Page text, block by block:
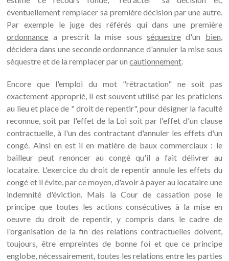
éventuellement remplacer sa première décision par une autre.
Par exemple le juge des référés qui dans une première
ordonnance a prescrit la mise sousséquestre d'un bien,
décidera dans une seconde ordonnance d'annuler la mise sous
séquestre et de la remplacer par uncautionnement.
Encore que l'emploi du mot "rétractation" ne soit pas
exactement approprié, il est souvent utilisé par les praticiens
au lieu et place de " droit de repentir", pour désigner la faculté
reconnue, soit par l'effet de la Loi soit par l'effet d'un clause
contractuelle, à l'un des contractant d'annuler les effets d'un
congé. Ainsi en est il en matière de baux commerciaux : le
bailleur peut renoncer au congé qu'il a fait délivrer au
locataire. L'exercice du droit de repentir annule les effets du
congé et il évite, par ce moyen, d'avoir à payer au locataire une
indemnité d'éviction. Mais la Cour de cassation pose le
principe que toutes les actions consécutives à la mise en
oeuvre du droit de repentir, y compris dans le cadre de
l'organisation de la fin des relations contractuelles doivent,
toujours, être empreintes de bonne foi et que ce principe
englobe, nécessairement, toutes les relations entre les parties